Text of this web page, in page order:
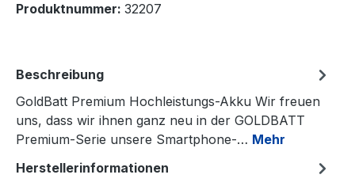
Produktnummer: 32207
Beschreibung
GoldBatt Premium Hochleistungs-Akku Wir freuen
uns, dass wir ihnen ganz neu in der GOLDBATT
Premium-Serie unsere Smartphone-… Mehr
Herstellerinformationen